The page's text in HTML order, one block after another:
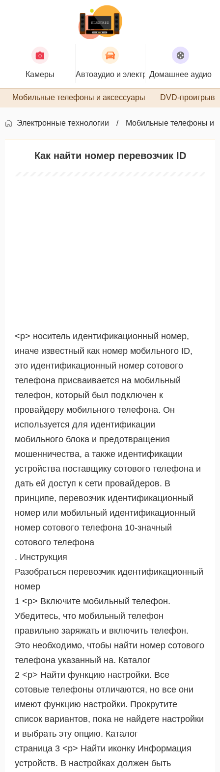
Камеры Автоаудио и электроникаДомашнее аудио
Мобильные телефоны и аксессуары DVD-
Электронные технологии Мобильные телефоны и
Как найти номер перевозчик ID
<р> носитель идентификационный номер,
иначе известный как номер мобильного ID,
это идентификационный номер сотового
телефона присваивается на мобильный
телефон, который был подключен к
провайдеру мобильного телефона. Он
используется для идентификации
мобильного блока и предотвращения
мошенничества, а также идентификации
устройства поставщику сотового телефона и
дать ей доступ к сети провайдеров. В
принципе, перевозчик идентификационный
номер или мобильный идентификационный
номер сотового телефона 10-значный
сотового телефона
. Инструкция
Разобраться перевозчик идентификационный
номер
1 <р> Включите мобильный телефон.
Убедитесь, что мобильный телефон
правильно заряжать и включить телефон.
Это необходимо, чтобы найти номер сотового
телефона указанный на. Каталог
2 <р> Найти функцию настройки. Все
сотовые телефоны отличаются, но все они
имеют функцию настройки. Прокрутите
список вариантов, пока не найдете настройки
и выбрать эту опцию. Каталог
страница 3 <р> Найти иконку Информация
устройств. В настройках должен быть